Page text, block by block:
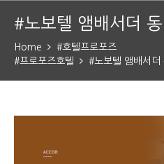
#노보텔 앰배서더
Home
#호텔프로포즈
#프로포즈호텔
#노보텔 앰배서더